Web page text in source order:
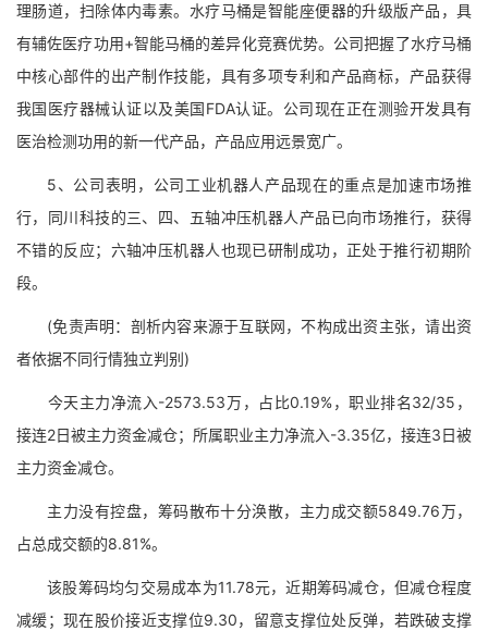
理肠道，扫除体内毒素。水疗马桶是智能座便器的升级版产品，具
有辅佐医疗功用+智能马桶的差异化竞赛优势。公司把握了水疗马桶
中核心部件的出产制作技能，具有多项专利和产品商标，产品获得
我国医疗器械认证以及美国FDA认证。公司现在正在测验开发具有
医治检测功用的新一代产品，产品应用远景宽广。
5、公司表明，公司工业机器人产品现在的重点是加速市场推
行，同川科技的三、四、五轴冲压机器人产品已向市场推行，获得
不错的反应；六轴冲压机器人也现已研制成功，正处于推行初期阶
段。
(免责声明：剖析内容来源于互联网，不构成出资主张，请出资
者依据不同行情独立判别)
今天主力净流入-2573.53万，占比0.19%，职业排名32/35，
接连2日被主力资金减仓；所属职业主力净流入-3.35亿，接连3日被
主力资金减仓。
主力没有控盘，筹码散布十分涣散，主力成交额5849.76万，
占总成交额的8.81%。
该股筹码均匀交易成本为11.78元，近期筹码减仓，但减仓程度
减缓；现在股价接近支撑位9.30，留意支撑位处反弹，若跌破支撑